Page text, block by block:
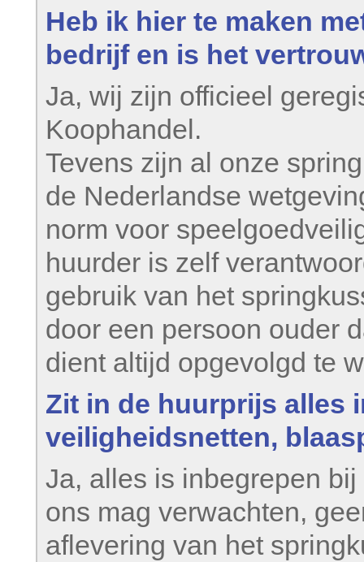
Heb ik hier te maken
bedrijf en is het
Ja, wij zijn officieel
Koophandel.
Tevens zijn al onze
de Nederlandse
norm voor
huurder is zelf
gebruik van het
door een persoon ouder
dient altijd opgevolgd te
Zit in de huurprijs alles
veiligheidsnetten,
Ja, alles is inbegrepen
ons mag verwachten,
aflevering van het